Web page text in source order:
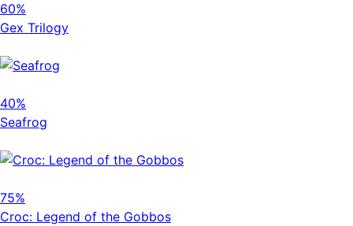
60%
Gex Trilogy
40%
Seafrog
75%
Croc: Legend of the Gobbos